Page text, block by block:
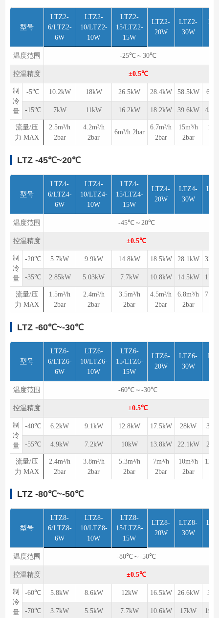
型号
LTZ2-
6/LTZ2-
6W
LTZ2-
10/LTZ2-
10W
LTZ2-
15/LTZ2-
15W
LTZ2-
20W
LTZ2-
30W
温度范围 -25℃～30℃
控温精度 ±0.5℃
制
冷
量
-5℃ 10.2kW 18kW 26.5kW 28.4kW 58.5kW
-15℃ 7kW 11kW 16.2kW 18.2kW 39.6kW
流量/压
力 MAX
2.5m³/h
2bar
4.2m³/h
2bar
6m³/h 2bar
6.7m³/h
2bar
15m³/h
2bar
LTZ -45℃~20℃
型号
LTZ4-
6/LTZ4-
6W
LTZ4-
10/LTZ4-
10W
LTZ4-
15/LTZ4-
15W
LTZ4-
20W
LTZ4-
30W
温度范围 -45℃～20℃
控温精度 ±0.5℃
制
冷
量
-20℃ 5.7kW 9.9kW 14.8kW 18.5kW 28.1kW
-35℃ 2.85kW 5.03kW 7.7kW 10.8kW 14.5kW
流量/压
力 MAX
1.5m³/h
2bar
2.4m³/h
2bar
3.5m³/h
2bar
4.5m³/h
2bar
6.8m³/h
2bar
LTZ -60℃~-30℃
型号
LTZ6-
6/LTZ6-
6W
LTZ6-
10/LTZ6-
10W
LTZ6-
15/LTZ6-
15W
LTZ6-
20W
LTZ6-
30W
温度范围 -60℃～-30℃
控温精度 ±0.5℃
制
冷
量
-40℃ 6.2kW 9.1kW 12.8kW 17.5kW 28kW
-55℃ 4.9kW 7.2kW 10kW 13.8kW 22.1kW
流量/压
力 MAX
2.4m³/h
2bar
3.8m³/h
2bar
5.3m³/h
2bar
7m³/h
2bar
10m³/h
2bar
LTZ -80℃~-50℃
型号
LTZ8-
6/LTZ8-
6W
LTZ8-
10/LTZ8-
10W
LTZ8-
15/LTZ8-
15W
LTZ8-
20W
LTZ8-
30W
温度范围 -80℃～-50℃
控温精度 ±0.5℃
制
冷
量
-60℃ 5.8kW 8.6kW 12kW 16.5kW 26.6kW
-70℃ 3.7kW 5.5kW 7.7kW 10.6kW 17kW